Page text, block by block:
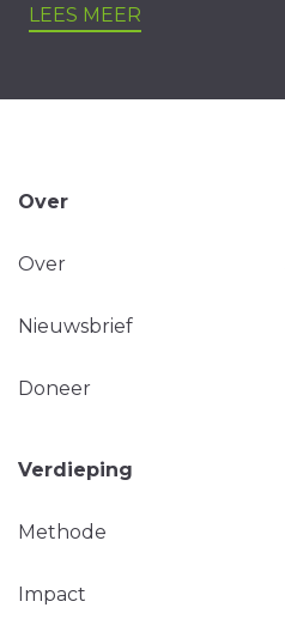
LEES MEER
Over
Over
Nieuwsbrief
Doneer
Verdieping
Methode
Impact